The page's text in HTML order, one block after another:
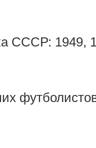
СССР: 1949,